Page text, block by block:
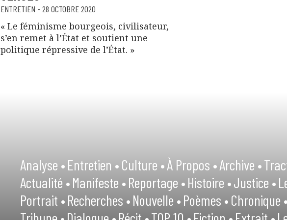
ENTRETIEN - 28 OCTOBRE 2020
« Le féminisme bourgeois, civilisateur,
s’en remet à l’État et soutient une
politique répressive de l’État. »
Analyse •Entretien •Culture •À Propos •Archive •
Actualité •Manifeste •Reportage •Histoire •Justice •
Portrait •Recherches •Nouvelle •Poèmes •Chronique •